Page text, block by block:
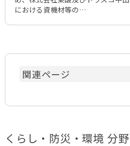
における資機材等の…
関連ページ
くらし・防災・環境 分野